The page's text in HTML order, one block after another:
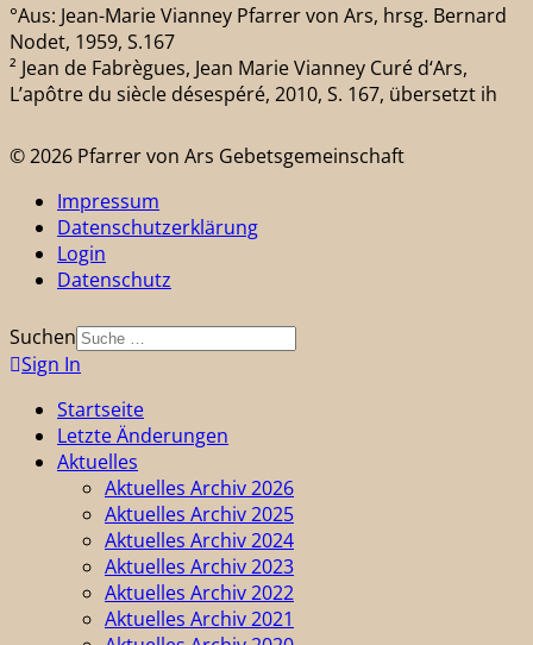
°Aus: Jean-Marie Vianney Pfarrer von Ars, hrsg. Bernard
Nodet, 1959, S.167
² Jean de Fabrègues, Jean Marie Vianney Curé d‘Ars,
L’apôtre du siècle désespéré, 2010, S. 167, übersetzt ih
© 2026 Pfarrer von Ars Gebetsgemeinschaft
Impressum
Datenschutzerklärung
Login
Datenschutz
Suchen
Sign In
Startseite
Letzte Änderungen
Aktuelles
Aktuelles Archiv 2026
Aktuelles Archiv 2025
Aktuelles Archiv 2024
Aktuelles Archiv 2023
Aktuelles Archiv 2022
Aktuelles Archiv 2021